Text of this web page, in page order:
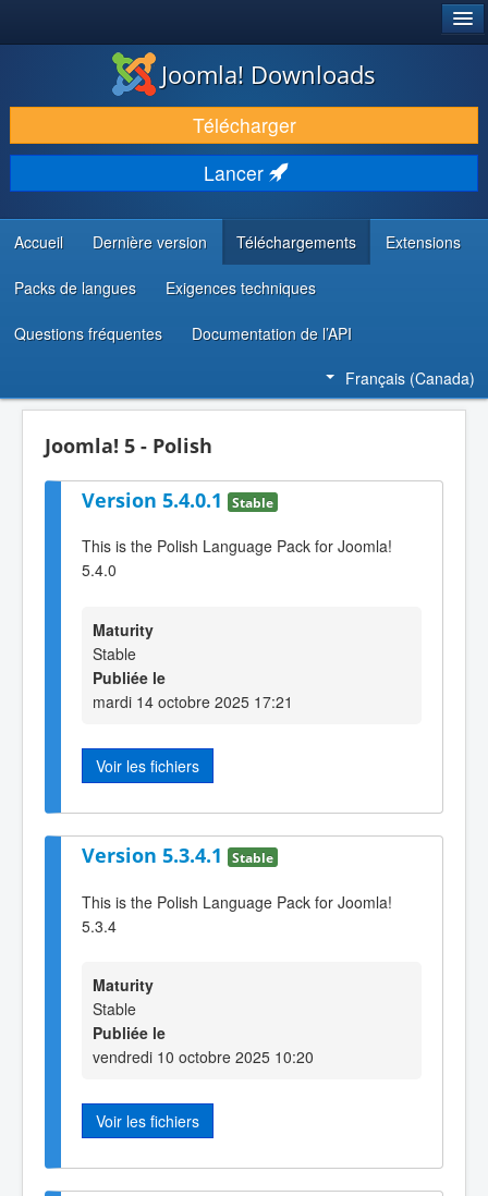
TÉLÉCHARGER & ENRICHIR
DÉCOUVRIR & APPRENDRE
COMMUNAUTÉ & SUPPORT
RESSOURCES DÉVELOPPEURS
Joomla! Downloads
Télécharger
Lancer
Accueil Dernière version Téléchargements Extensions
Packs de langues Exigences techniques
Questions fréquentes Documentation de l’API
Français (Canada)
Joomla! 5 - Polish
Version 5.4.0.1 Stable
This is the Polish Language Pack for Joomla!
5.4.0
Maturity
Stable
Publiée le
mardi 14 octobre 2025 17:21
Voir les fichiers
Version 5.3.4.1 Stable
This is the Polish Language Pack for Joomla!
5.3.4
Maturity
Stable
Publiée le
vendredi 10 octobre 2025 10:20
Voir les fichiers